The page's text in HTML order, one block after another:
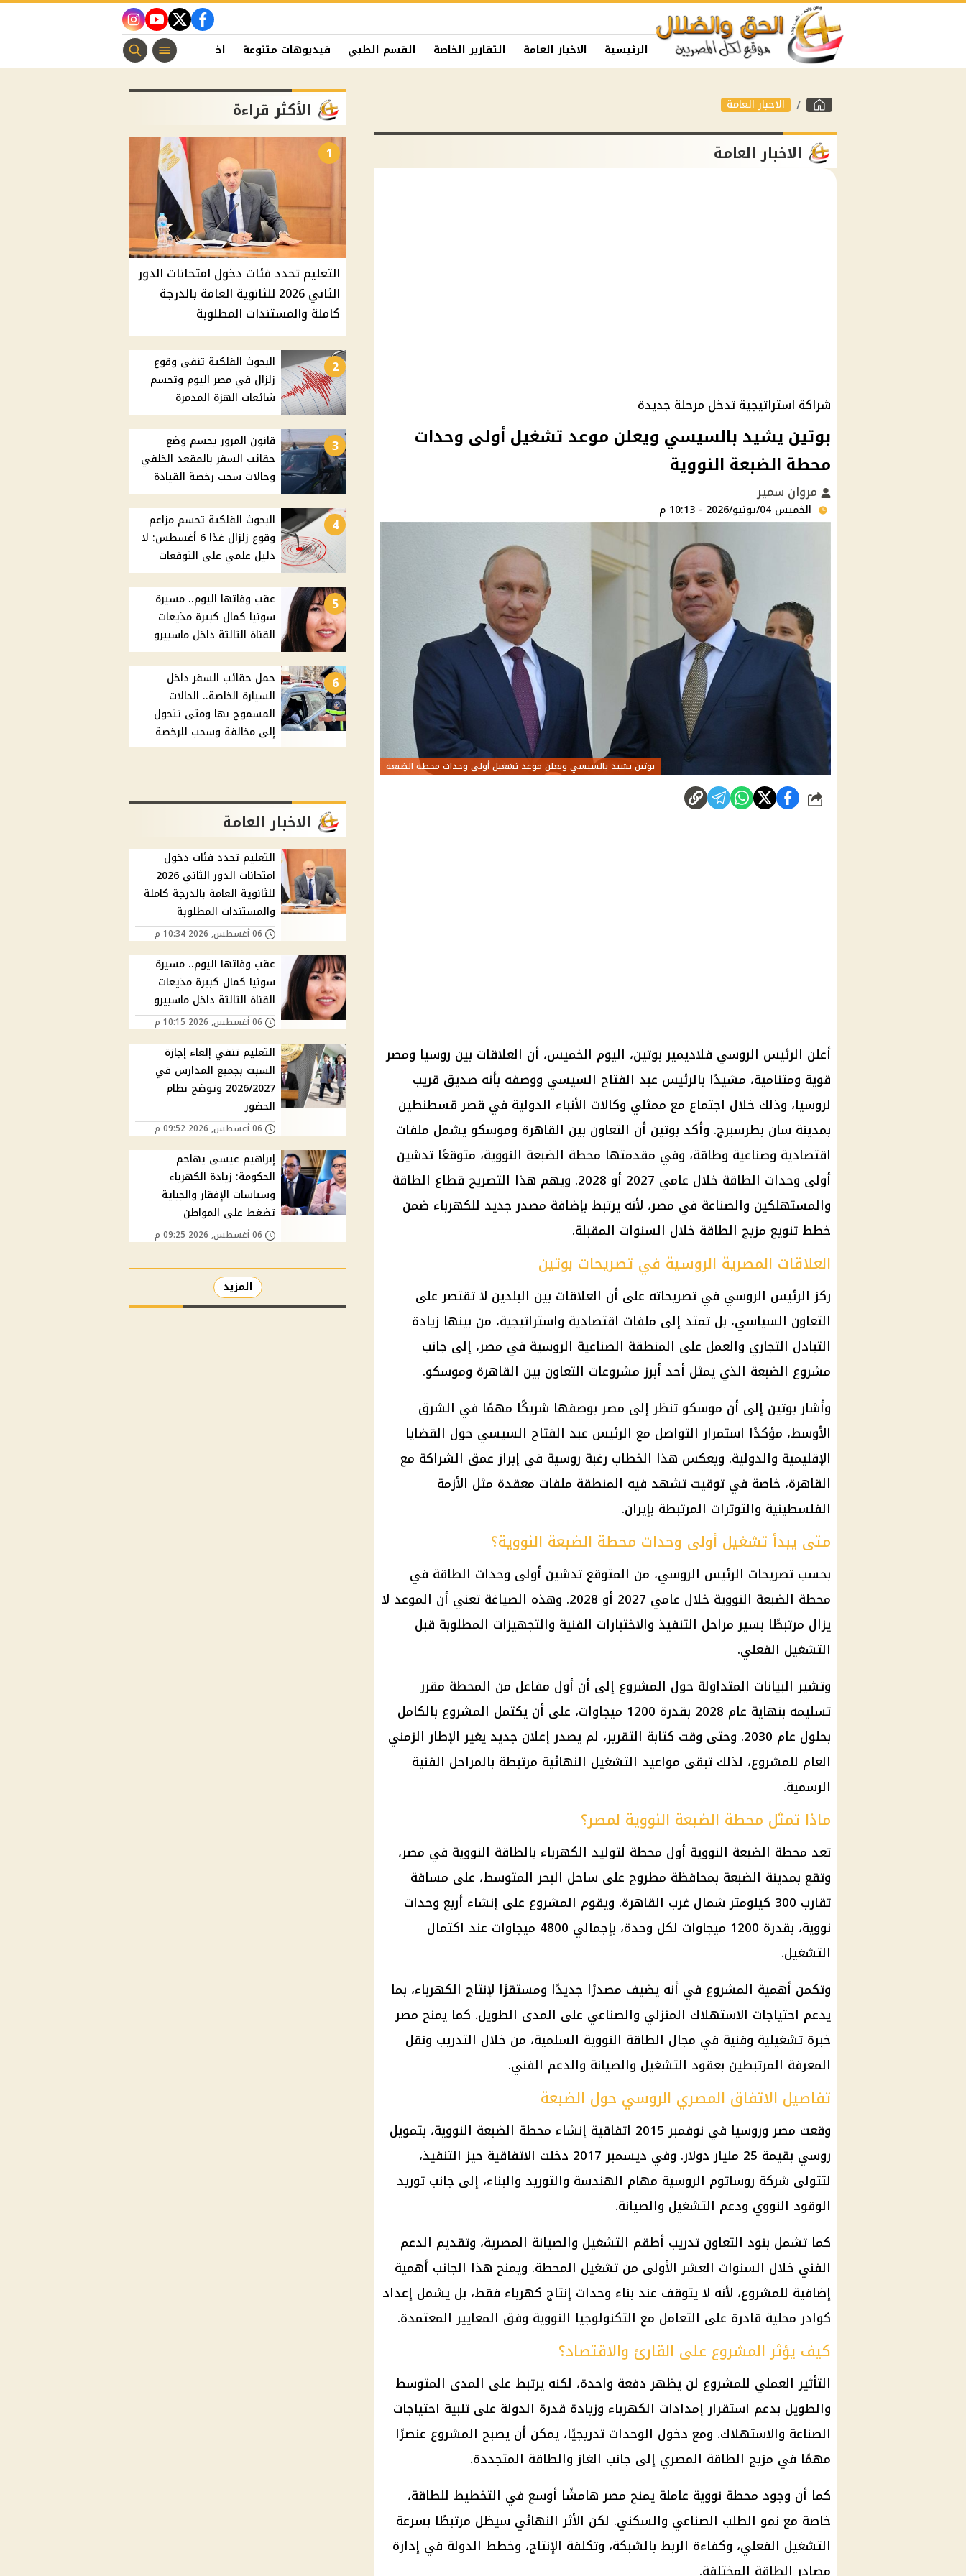
facebook
twitter
youtube
instagram
الرئيسية الاخبار العامة التقارير الخاصة القسم الطبي فيديوهات متنوعة اخبار الفن منوعات مسيحية
الاخبار العامة
الاخبار العامة
شراكة استراتيجية تدخل مرحلة جديدة
بوتين يشيد بالسيسي ويعلن موعد تشغيل أولى وحدات
محطة الضبعة النووية
مروان سمير
الخميس 04/يونيو/2026 - 10:13 م
بوتين يشيد بالسيسي ويعلن موعد تشغيل أولى وحدات محطة الضبعة
شارك
أعلن الرئيس الروسي فلاديمير بوتين، اليوم الخميس، أن العلاقات بين روسيا ومصر
قوية ومتنامية، مشيدًا بالرئيس عبد الفتاح السيسي ووصفه بأنه صديق قريب
لروسيا، وذلك خلال اجتماع مع ممثلي وكالات الأنباء الدولية في قصر قسطنطين
بمدينة سان بطرسبرج. وأكد بوتين أن التعاون بين القاهرة وموسكو يشمل ملفات
اقتصادية وصناعية وطاقة، وفي مقدمتها محطة الضبعة النووية، متوقعًا تدشين
أولى وحدات الطاقة خلال عامي 2027 أو 2028. ويهم هذا التصريح قطاع الطاقة
والمستهلكين والصناعة في مصر، لأنه يرتبط بإضافة مصدر جديد للكهرباء ضمن
خطط تنويع مزيج الطاقة خلال السنوات المقبلة.
العلاقات المصرية الروسية في تصريحات بوتين
ركز الرئيس الروسي في تصريحاته على أن العلاقات بين البلدين لا تقتصر على
التعاون السياسي، بل تمتد إلى ملفات اقتصادية واستراتيجية، من بينها زيادة
التبادل التجاري والعمل على المنطقة الصناعية الروسية في مصر، إلى جانب
مشروع الضبعة الذي يمثل أحد أبرز مشروعات التعاون بين القاهرة وموسكو.
وأشار بوتين إلى أن موسكو تنظر إلى مصر بوصفها شريكًا مهمًا في الشرق
الأوسط، مؤكدًا استمرار التواصل مع الرئيس عبد الفتاح السيسي حول القضايا
الإقليمية والدولية. ويعكس هذا الخطاب رغبة روسية في إبراز عمق الشراكة مع
القاهرة، خاصة في توقيت تشهد فيه المنطقة ملفات معقدة مثل الأزمة
الفلسطينية والتوترات المرتبطة بإيران.
متى يبدأ تشغيل أولى وحدات محطة الضبعة النووية؟
بحسب تصريحات الرئيس الروسي، من المتوقع تدشين أولى وحدات الطاقة في
محطة الضبعة النووية خلال عامي 2027 أو 2028. وهذه الصياغة تعني أن الموعد لا
يزال مرتبطًا بسير مراحل التنفيذ والاختبارات الفنية والتجهيزات المطلوبة قبل
التشغيل الفعلي.
وتشير البيانات المتداولة حول المشروع إلى أن أول مفاعل من المحطة مقرر
تسليمه بنهاية عام 2028 بقدرة 1200 ميجاوات، على أن يكتمل المشروع بالكامل
بحلول عام 2030. وحتى وقت كتابة التقرير، لم يصدر إعلان جديد يغير الإطار الزمني
العام للمشروع، لذلك تبقى مواعيد التشغيل النهائية مرتبطة بالمراحل الفنية
الرسمية.
ماذا تمثل محطة الضبعة النووية لمصر؟
تعد محطة الضبعة النووية أول محطة لتوليد الكهرباء بالطاقة النووية في مصر،
وتقع بمدينة الضبعة بمحافظة مطروح على ساحل البحر المتوسط، على مسافة
تقارب 300 كيلومتر شمال غرب القاهرة. ويقوم المشروع على إنشاء أربع وحدات
نووية، بقدرة 1200 ميجاوات لكل وحدة، بإجمالي 4800 ميجاوات عند اكتمال
التشغيل.
وتكمن أهمية المشروع في أنه يضيف مصدرًا جديدًا ومستقرًا لإنتاج الكهرباء، بما
يدعم احتياجات الاستهلاك المنزلي والصناعي على المدى الطويل. كما يمنح مصر
خبرة تشغيلية وفنية في مجال الطاقة النووية السلمية، من خلال التدريب ونقل
المعرفة المرتبطين بعقود التشغيل والصيانة والدعم الفني.
تفاصيل الاتفاق المصري الروسي حول الضبعة
وقعت مصر وروسيا في نوفمبر 2015 اتفاقية إنشاء محطة الضبعة النووية، بتمويل
روسي بقيمة 25 مليار دولار. وفي ديسمبر 2017 دخلت الاتفاقية حيز التنفيذ،
لتتولى شركة روساتوم الروسية مهام الهندسة والتوريد والبناء، إلى جانب توريد
الوقود النووي ودعم التشغيل والصيانة.
كما تشمل بنود التعاون تدريب أطقم التشغيل والصيانة المصرية، وتقديم الدعم
الفني خلال السنوات العشر الأولى من تشغيل المحطة. ويمنح هذا الجانب أهمية
إضافية للمشروع، لأنه لا يتوقف عند بناء وحدات إنتاج كهرباء فقط، بل يشمل إعداد
كوادر محلية قادرة على التعامل مع التكنولوجيا النووية وفق المعايير المعتمدة.
كيف يؤثر المشروع على القارئ والاقتصاد؟
التأثير العملي للمشروع لن يظهر دفعة واحدة، لكنه يرتبط على المدى المتوسط
والطويل بدعم استقرار إمدادات الكهرباء وزيادة قدرة الدولة على تلبية احتياجات
الصناعة والاستهلاك. ومع دخول الوحدات تدريجيًا، يمكن أن يصبح المشروع عنصرًا
مهمًا في مزيج الطاقة المصري إلى جانب الغاز والطاقة المتجددة.
كما أن وجود محطة نووية عاملة يمنح مصر هامشًا أوسع في التخطيط للطاقة،
خاصة مع نمو الطلب الصناعي والسكني. لكن الأثر النهائي سيظل مرتبطًا بسرعة
التشغيل الفعلي، وكفاءة الربط بالشبكة، وتكلفة الإنتاج، وخطط الدولة في إدارة
مصادر الطاقة المختلفة.
الأكثر قراءة
1
التعليم تحدد فئات دخول امتحانات الدور
الثاني 2026 للثانوية العامة بالدرجة
كاملة والمستندات المطلوبة
2
البحوث الفلكية تنفي وقوع
زلزال في مصر اليوم وتحسم
شائعات الهزة المدمرة
3
قانون المرور يحسم وضع
حقائب السفر بالمقعد الخلفي
وحالات سحب رخصة القيادة
4
البحوث الفلكية تحسم مزاعم
وقوع زلزال غدًا 6 أغسطس: لا
دليل علمي على التوقعات
5
عقب وفاتها اليوم.. مسيرة
سونيا كمال كبيرة مذيعات
القناة الثالثة داخل ماسبيرو
6
حمل حقائب السفر داخل
السيارة الخاصة.. الحالات
المسموح بها ومتى تتحول
إلى مخالفة وسحب للرخصة
الاخبار العامة
التعليم تحدد فئات دخول
امتحانات الدور الثاني 2026
للثانوية العامة بالدرجة كاملة
والمستندات المطلوبة
06 أغسطس, 2026 10:34 م
عقب وفاتها اليوم.. مسيرة
سونيا كمال كبيرة مذيعات
القناة الثالثة داخل ماسبيرو
06 أغسطس, 2026 10:15 م
التعليم تنفي إلغاء إجازة
السبت بجميع المدارس في
2026/2027 وتوضح نظام
الحضور
06 أغسطس, 2026 09:52 م
إبراهيم عيسى يهاجم
الحكومة: زيادة الكهرباء
وسياسات الإفقار والجباية
تضغط على المواطن
06 أغسطس, 2026 09:25 م
المزيد